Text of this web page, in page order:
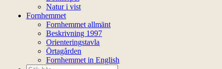
Natur i vist
Fornhemmet
Fornhemmet allmänt
Beskrivning 1997
Orienteringstavla
Örtagården
Fornhemmet in English